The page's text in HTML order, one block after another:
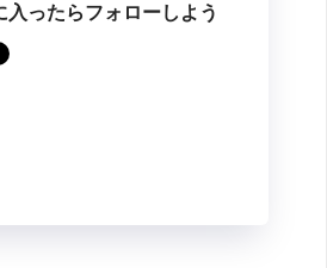
入ったらフォローしよう